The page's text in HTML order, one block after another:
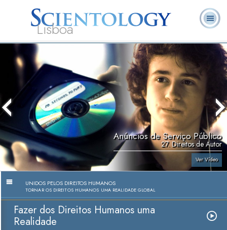
Lisboa
L. Ron
Voluntários
Perguntas
Frequentes
Livros
Anúncios de Serviço Público
27. Direitos de Autor
Ver Vídeo
UNIDOS PELOS DIREITOS HUMANOS
TORNAR OS DIREITOS HUMANOS UMA REALIDADE GLOBAL
Fazer dos Direitos Humanos uma
Realidade